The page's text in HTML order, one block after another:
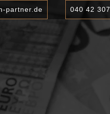
partner.de 040 42